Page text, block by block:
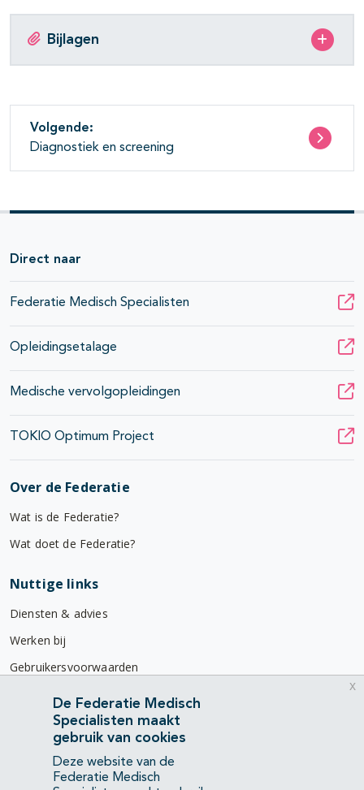
Bijlagen
Volgende:
Diagnostiek en screening
Direct naar
Federatie Medisch Specialisten
Opleidingsetalage
Medische vervolgopleidingen
TOKIO Optimum Project
Over de Federatie
Wat is de Federatie?
Wat doet de Federatie?
Nuttige links
Diensten & advies
Werken bij
Gebruikersvoorwaarden
Privacyverklaring
Contact
Mercatorlaan 1200
3528 BL Utrecht
De Federatie Medisch
Specialisten maakt
gebruik van cookies
Deze website van de
Federatie Medisch
x